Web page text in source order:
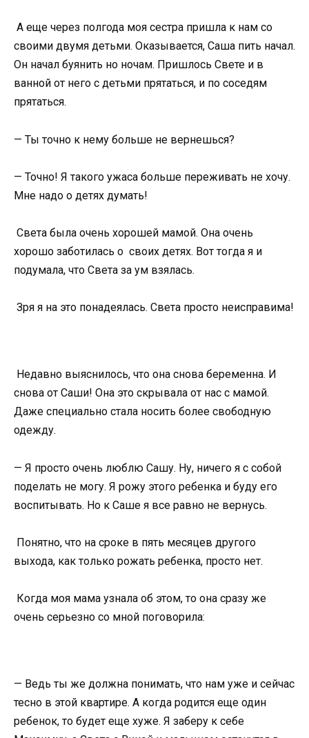
А еще через полгода моя сестра пришла к нам со
своими двумя детьми. Оказывается, Саша пить начал.
Он начал буянить но ночам. Пришлось Свете и в
ванной от него с детьми прятаться, и по соседям
прятаться.
— Ты точно к нему больше не вернешься?
— Точно! Я такого ужаса больше переживать не хочу.
Мне надо о детях думать!
Света была очень хорошей мамой. Она очень
хорошо заботилась о своих детях. Вот тогда я и
подумала, что Света за ум взялась.
Зря я на это понадеялась. Света просто неисправима!
Недавно выяснилось, что она снова беременна. И
снова от Саши! Она это скрывала от нас с мамой.
Даже специально стала носить более свободную
одежду.
— Я просто очень люблю Сашу. Ну, ничего я с собой
поделать не могу. Я рожу этого ребенка и буду его
воспитывать. Но к Саше я все равно не вернусь.
Понятно, что на сроке в пять месяцев другого
выхода, как только рожать ребенка, просто нет.
Когда моя мама узнала об этом, то она сразу же
очень серьезно со мной поговорила:
— Ведь ты же должна понимать, что нам уже и сейчас
тесно в этой квартире. А когда родится еще один
ребенок, то будет еще хуже. Я заберу к себе